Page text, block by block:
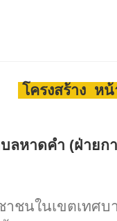
โครงสร้าง ห
ลหาดคำ (ฝ่ายกา
ในเขตเทศบา